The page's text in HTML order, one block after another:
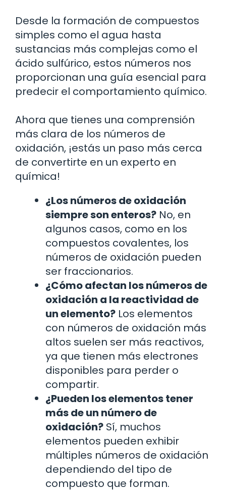
Desde la formación de compuestos
simples como el agua hasta
sustancias más complejas como el
ácido sulfúrico, estos números nos
proporcionan una guía esencial para
predecir el comportamiento químico.
Ahora que tienes una comprensión
más clara de los números de
oxidación, ¡estás un paso más cerca
de convertirte en un experto en
química!
¿Los números de oxidación
siempre son enteros? No, en
algunos casos, como en los
compuestos covalentes, los
números de oxidación pueden
ser fraccionarios.
¿Cómo afectan los números de
oxidación a la reactividad de
un elemento? Los elementos
con números de oxidación más
altos suelen ser más reactivos,
ya que tienen más electrones
disponibles para perder o
compartir.
¿Pueden los elementos tener
más de un número de
oxidación? Sí, muchos
elementos pueden exhibir
múltiples números de oxidación
dependiendo del tipo de
compuesto que forman.